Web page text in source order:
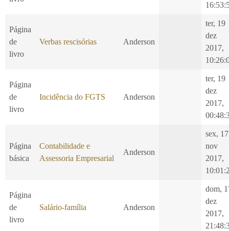
Página
de
livro
Verbas rescisórias Anderson
ter, 19
dez
2017,
Página
de
livro
Incidência do FGTS Anderson
ter, 19
dez
2017,
Página
básica
Contabilidade e
Assessoria Empresarial
Anderson
sex, 17
nov
2017,
Página
de
livro
Salário-família Anderson
dom,
dez
2017,